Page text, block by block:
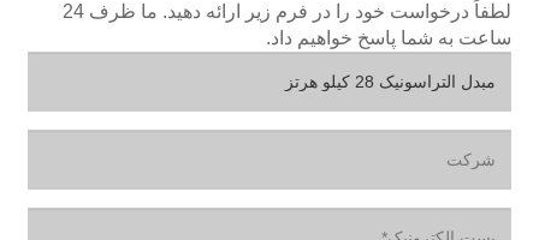
لطفاً درخواست خود را در فرم زیر ارائه دهید. ما ظرف 24
ساعت به شما پاسخ خواهیم داد.